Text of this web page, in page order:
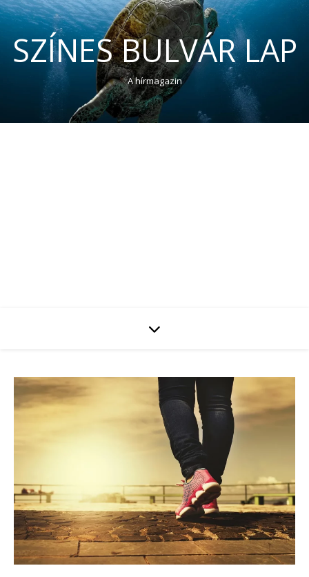
SZÍNES BULVÁR LAP
A hírmagazin